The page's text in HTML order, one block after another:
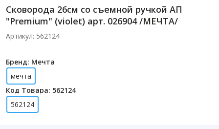
Сковорода 26см со съемной ручкой АП
"Premium" (violet) арт. 026904 /МЕЧТА/
Артикул: 562124
Бренд: Мечта
мечта
Код Товара: 562124
562124